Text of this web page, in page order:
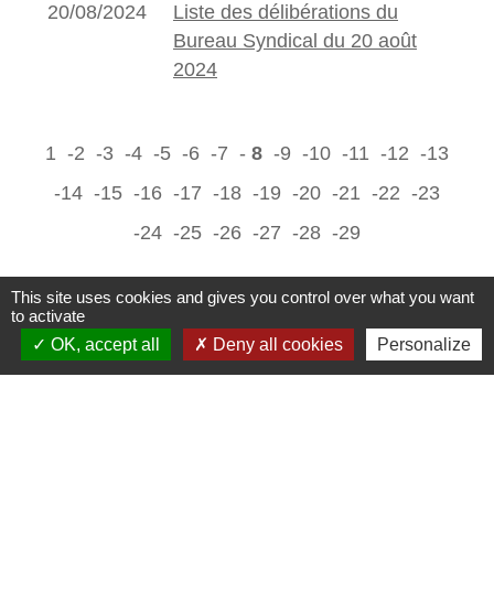
20/08/2024
Liste des délibérations du
Bureau Syndical du 20 août
2024
1 -2 -3 -4 -5 -6 -7 - 8 -9 -10 -11 -12 -13
-14 -15 -16 -17 -18 -19 -20 -21 -22 -23
-24 -25 -26 -27 -28 -29
Contacts
This site uses cookies and gives you control over what you want
to activate
OK, accept all
Deny all cookies Personalize